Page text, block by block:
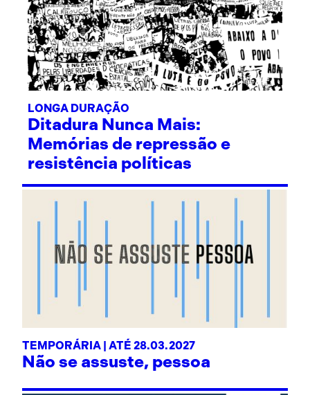
LONGA DURAÇÃO
Ditadura Nunca Mais:
Memórias de repressão e
resistência políticas
TEMPORÁRIA | ATÉ 28.03.2027
Não se assuste, pessoa